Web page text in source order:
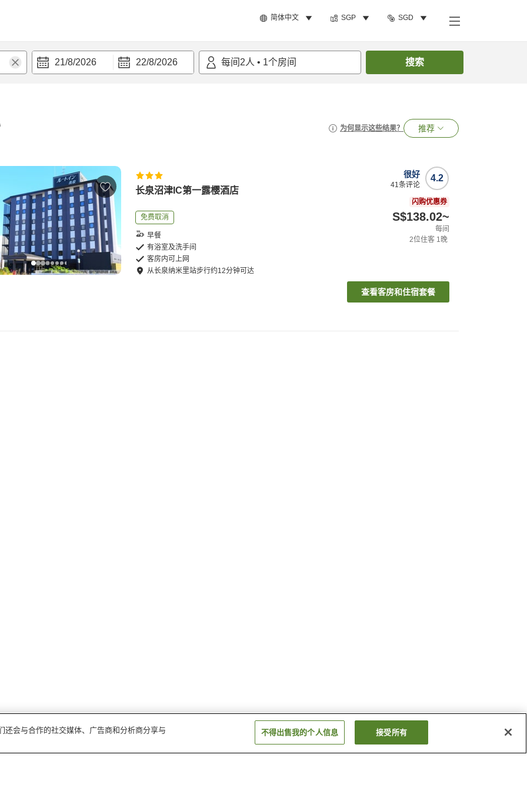
简体中文 SGP SGD
21/8/2026 22/8/2026 每间 2人 • 1个房间 搜索
为何显示这些结果？ 推荐
长泉沼津IC第一露樱酒店
免费取消
早餐
有浴室及洗手间
客房内可上网
从长泉纳米里站步行约12分钟可达
4.2
很好
41条评论
闪购优惠券
S$138.02~
每间
2位住客 1晚
查看客房和住宿套餐
会与合作的社交媒体、广告商和分析商分享与 不得出售我的个人信息 接受所有